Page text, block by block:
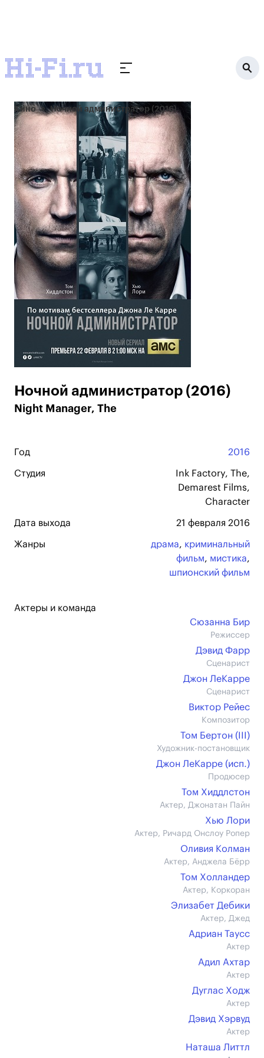
Кино Ночной администратор (2016)
Ночной администратор (2016)
Night Manager, The
Год 2016
Студия
Ink Factory, The,
Demarest Films,
Character
Дата выхода 21 февраля 2016
Жанры драма, криминальный
фильм, мистика,
шпионский фильм
Актеры и команда
Сюзанна Бир
Режиссер
Дэвид Фарр
Сценарист
Джон ЛеКарре
Сценарист
Виктор Рейес
Композитор
Том Бертон (III)
Художник-постановщик
Джон ЛеКарре (иcп.)
Продюсер
Том Хиддлстон
Актер, Джонатан Пайн
Хью Лори
Актер, Ричард Онслоу Ропер
Оливия Колман
Актер, Анджела Бёрр
Том Холландер
Актер, Коркоран
Элизабет Дебики
Актер, Джед
Адриан Таусс
Актер
Адил Ахтар
Актер
Дуглас Ходж
Актер
Дэвид Хэрвуд
Актер
Наташа Литтл